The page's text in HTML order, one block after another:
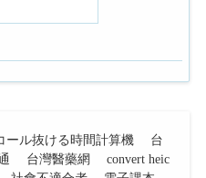
ール抜ける時間計算機
台
台灣醫藥網
convert heic